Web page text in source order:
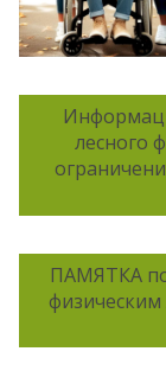
лесного фонда, на
ПАМЯТКА